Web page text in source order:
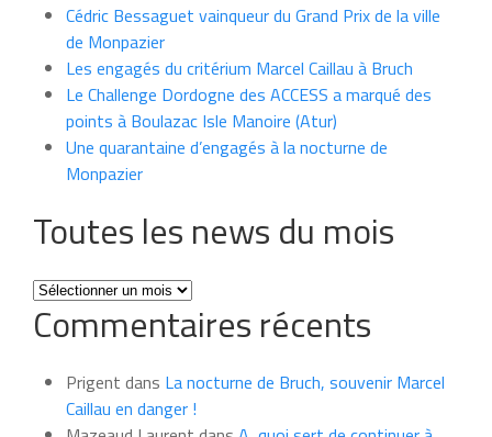
Cédric Bessaguet vainqueur du Grand Prix de la ville
de Monpazier
Les engagés du critérium Marcel Caillau à Bruch
Le Challenge Dordogne des ACCESS a marqué des
points à Boulazac Isle Manoire (Atur)
Une quarantaine d’engagés à la nocturne de
Monpazier
Toutes les news du mois
Toutes
les
news
mois
Commentaires récents
Prigent dans La nocturne de Bruch, souvenir Marcel
Caillau en danger !